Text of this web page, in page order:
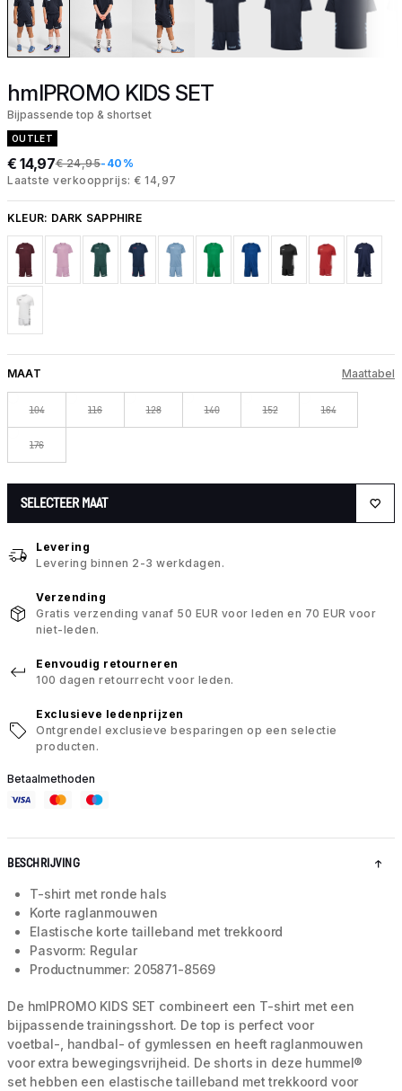
hmlPROMO KIDS SET
Bijpassende top & shortset
OUTLET
€ 14,97€ 24,95-40%
Laatste verkoopprijs: € 14,97
KLEUR: DARK SAPPHIRE
MAAT Maattabel
104 116 128 140 152 164
176
SELECTEER MAAT
Levering
Levering binnen 2-3 werkdagen.
Verzending
Gratis verzending vanaf 50 EUR voor leden en 70 EUR voor
niet-leden.
Eenvoudig retourneren
100 dagen retourrecht voor leden.
Exclusieve ledenprijzen
Ontgrendel exclusieve besparingen op een selectie
producten.
Betaalmethoden
BESCHRIJVING
T-shirt met ronde hals
Korte raglanmouwen
Elastische korte tailleband met trekkoord
Pasvorm: Regular
Productnummer: 205871-8569
De hmlPROMO KIDS SET combineert een T-shirt met een
bijpassende trainingsshort. De top is perfect voor
voetbal-, handbal- of gymlessen en heeft raglanmouwen
voor extra bewegingsvrijheid. De shorts in deze hummel®
set hebben een elastische tailleband met trekkoord voor